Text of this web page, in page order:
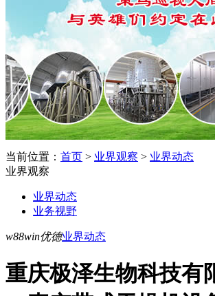
当前位置： 首页 > 业界观察 > 业界动态
业界观察
业界动态
业务视野
w88win优德业界动态
重庆极泽生物科技有